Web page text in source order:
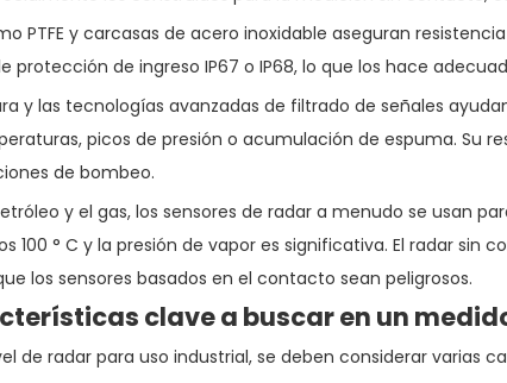
PTFE y carcasas de acero inoxidable aseguran
protección de ingreso IP67 o IP68, lo que los hace
y las tecnologías avanzadas de filtrado de señales
picos de presión o acumulación de espuma. Su
de bombeo.
y el gas, los sensores de radar a menudo se usan
100 ° C y la presión de vapor es significativa. El radar sin
los sensores basados ​​en el contacto sean peligrosos.
clave a buscar en un
de radar para uso industrial, se deben considerar varias